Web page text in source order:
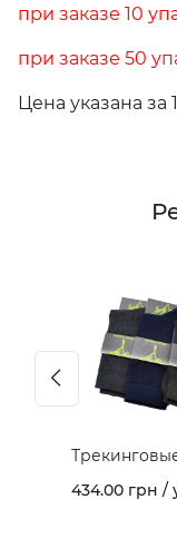
при заказе 10
при заказе 50
Цена указана за
носки 403В
434.00 грн /